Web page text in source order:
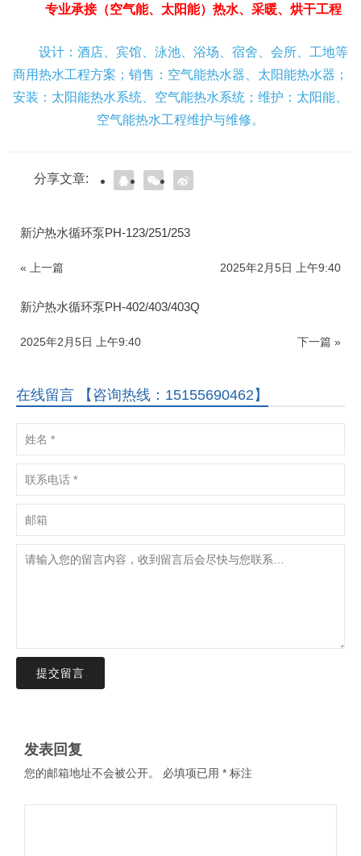
专业承接（空气能、太阳能）热水、采暖、烘干工程
设计：酒店、宾馆、泳池、浴场、宿舍、会所、工地等
商用热水工程方案；销售：空气能热水器、太阳能热水器；
安装：太阳能热水系统、空气能热水系统；维护：太阳能、
空气能热水工程维护与维修。
分享文章:
新沪热水循环泵PH-123/251/253
« 上一篇 2025年2月5日 上午9:40
新沪热水循环泵PH-402/403/403Q
下一篇 »
2025年2月5日 上午9:40
在线留言 【咨询热线：15155690462】
提交留言
发表回复
您的邮箱地址不会被公开。 必填项已用 * 标注